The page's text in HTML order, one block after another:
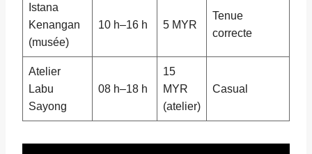
Istana
Kenangan
(musée)
10 h–16 h 5 MYR
Tenue
correcte
Atelier
Labu
Sayong
08 h–18 h
15
MYR
(atelier)
Casual